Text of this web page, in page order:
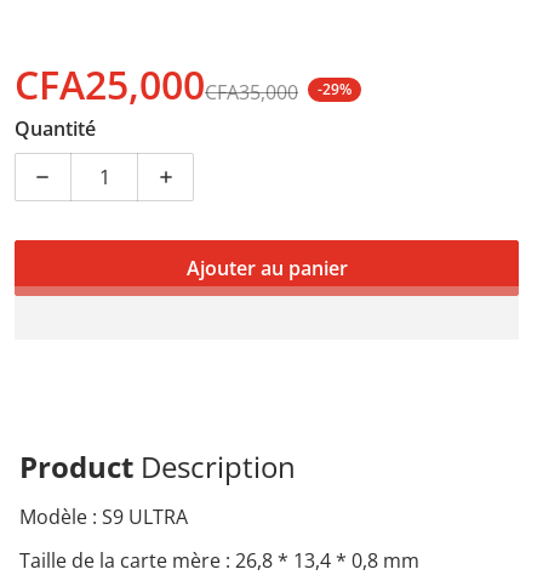
CFA35,000
CFA25,000 -29%
Quantité
Diminuer la quantité pour Montre connectée S9 Ultra
Augmenter la quantité pour Montre
Ajouter au panier
Product Description
Modèle : S9 ULTRA
Taille de la carte mère : 26,8 * 13,4 * 0,8 mm